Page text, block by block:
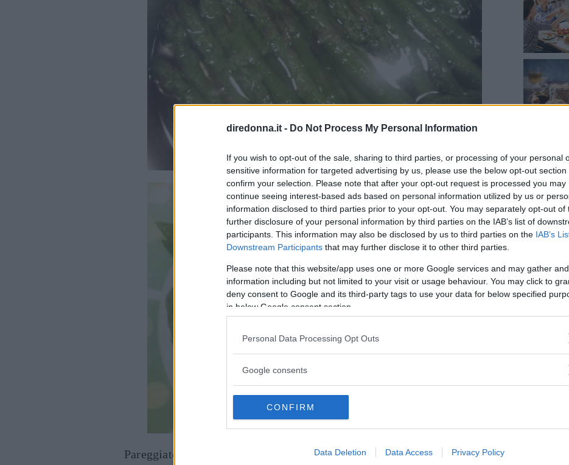
diredonna.it - Do Not Process My Personal Information
If you wish to opt-out of the sale, sharing to third parties, or processing of your personal
sensitive information for targeted advertising by us, please use the below opt-out section
confirm your selection. Please note that after your opt-out request is processed you may
continue seeing interest-based ads based on personal information utilized by us or
information disclosed to third parties prior to your opt-out. You may separately opt-out of
further disclosure of your personal information by third parties on the IAB’s list of
participants. This information may also be disclosed by us to third parties on the IAB’s
Downstream Participants that may further disclose it to other third parties.
Please note that this website/app uses one or more Google services and may gather
information including but not limited to your visit or usage behaviour. You may click to
deny consent to Google and its third-party tags to use your data for below specified
in below Google consent section.
Personal Data Processing Opt Outs
Google consents
CONFIRM
Data Deletion Data Access Privacy Policy
Pareggiate bene i gambi, tagliando via la parte bianca. Tagliate a metà le